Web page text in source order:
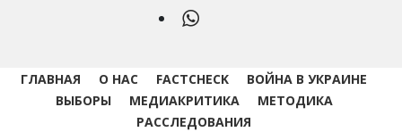
WhatsApp
ГЛАВНАЯ О НАС FACTCHECK
ВОЙНА В УКРАИНЕ
ВЫБОРЫ
МЕДИАКРИТИКА
МЕТОДИКА
РАССЛЕДОВАНИЯ